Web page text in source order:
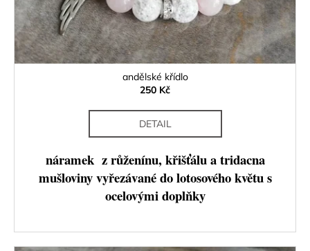
d
u
k
t
andělské křídlo
250 Kč
DETAIL
náramek z růženínu, křišťálu a tridacna
mušloviny vyřezávané do lotosového květu s
ocelovými doplňky
u
j
e
m